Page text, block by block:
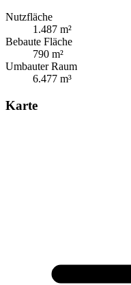
Nutzfläche
1.487 m²
Bebaute Fläche
790 m²
Umbauter Raum
6.477 m³
Karte